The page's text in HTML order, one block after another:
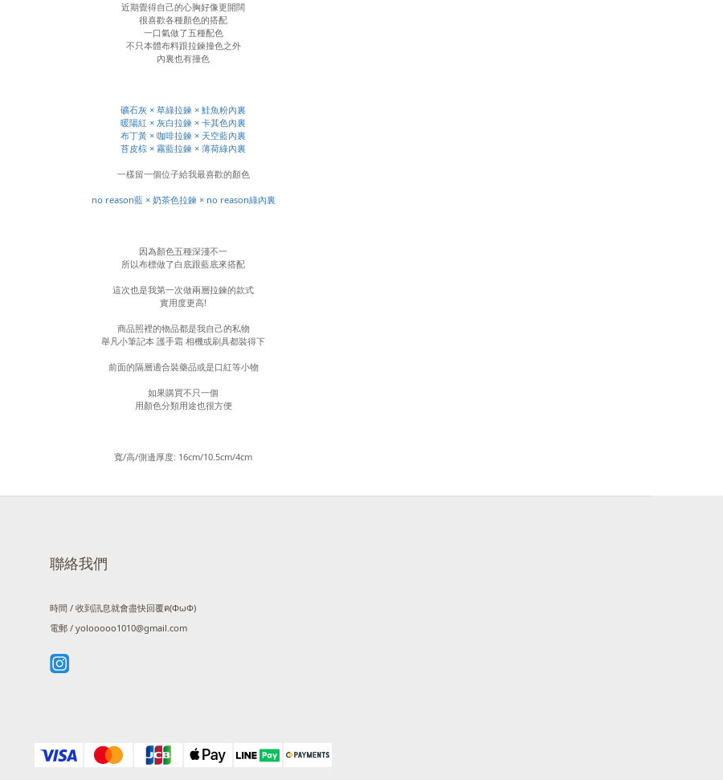
近期覺得自己的心胸好像更開闊
很喜歡各種顏色的搭配
一口氣做了五種配色
不只本體布料跟拉鍊撞色之外
內裏也有撞色
礦石灰 × 草綠拉鍊 × 鮭魚粉內裏
暖陽紅 × 灰白拉鍊 × 卡其色內裏
布丁黃 × 咖啡拉鍊 × 天空藍內裏
苔皮棕 × 霧藍拉鍊 × 薄荷綠內裏
一樣留一個位子給我最喜歡的顏色
no reason藍 × 奶茶色拉鍊 × no reason綠內裏
因為顏色五種深淺不一
所以布標做了白底跟藍底來搭配
這次也是我第一次做兩層拉鍊的款式
實用度更高!
商品照裡的物品都是我自己的私物
舉凡小筆記本 護手霜 相機或刷具都裝得下
前面的隔層適合裝藥品或是口紅等小物
如果購買不只一個
用顏色分類用途也很方便
寬/高/側邊厚度: 16cm/10.5cm/4cm
聯絡我們
時間 / 收到訊息就會盡快回覆ฅ(ΦωΦ)
電郵 / yolooooo1010@gmail.com